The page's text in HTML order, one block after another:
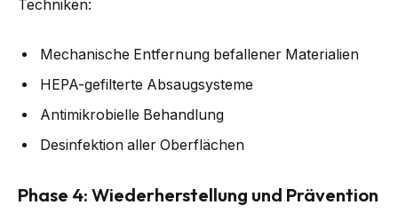
Techniken:
Mechanische Entfernung befallener Materialien
HEPA-gefilterte Absaugsysteme
Antimikrobielle Behandlung
Desinfektion aller Oberflächen
Phase 4: Wiederherstellung und Prävention